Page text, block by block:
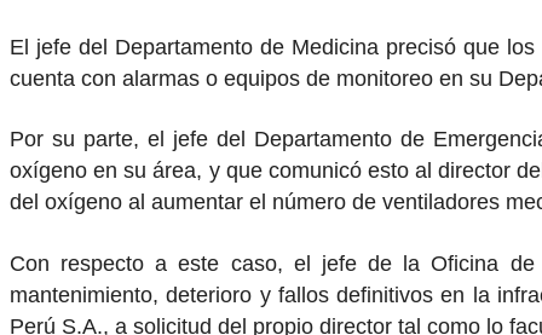
El jefe del Departamento de Medicina precisó que
cuenta con alarmas o equipos de monitoreo en su
Por su parte, el jefe del Departamento de
oxígeno en su área, y que comunicó esto al director
del oxígeno al aumentar el número de ventiladores
Con respecto a este caso, el jefe de la Oficina
mantenimiento, deterioro y fallos definitivos en la
Perú S.A., a solicitud del propio director tal como lo